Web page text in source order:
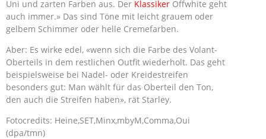
Uni und zarten Farben aus. Der Klassiker Offwhite geht
auch immer.» Das sind Töne mit leicht grauem oder
gelbem Schimmer oder helle Cremefarben.
Aber: Es wirke edel, «wenn sich die Farbe des Volant-
Oberteils in dem restlichen Outfit wiederholt. Das geht
beispielsweise bei Nadel- oder Kreidestreifen
besonders gut: Man wählt für das Oberteil den Ton,
den auch die Streifen haben», rät Starley.
Fotocredits: Heine,SET,Minx,mbyM,Comma,Oui
(dpa/tmn)